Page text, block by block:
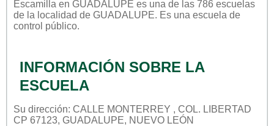
Escamilla en GUADALUPE es una de las 786 escuelas
de la localidad de GUADALUPE. Es una escuela de
control público.
INFORMACIÓN SOBRE LA
ESCUELA
Su dirección: CALLE MONTERREY , COL. LIBERTAD
CP 67123, GUADALUPE, NUEVO LEÓN